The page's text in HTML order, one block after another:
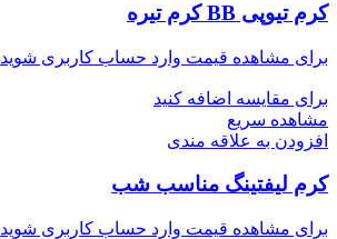
کرم تیوپی BB کرم تیره
برای مشاهده قیمت وارد حساب کاربری شوید
برای مقایسه اضافه کنید
مشاهده سریع
افزودن به علاقه مندی
کرم لیفتینگ مناسب شب
برای مشاهده قیمت وارد حساب کاربری شوید